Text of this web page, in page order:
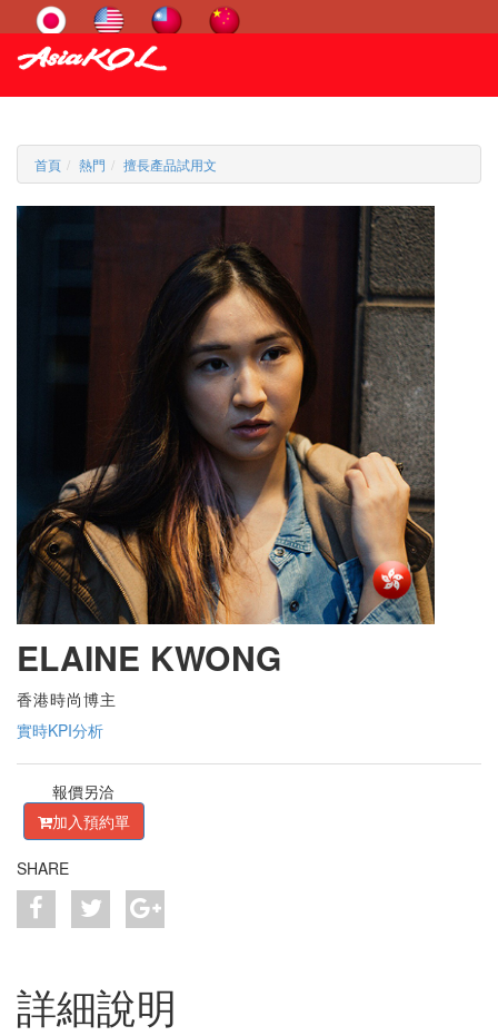
首頁 熱門 擅長產品試用文
ELAINE KWONG
香港時尚博主
實時KPI分析
報價另洽
加入預約單
SHARE
詳細說明